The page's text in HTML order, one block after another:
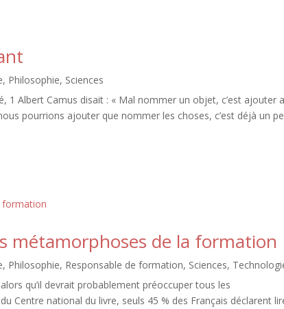
, Philosophie, Sciences
1 Albert Camus disait : « Mal nommer un objet, c’est ajouter
pourrions ajouter que nommer les choses, c’est déjà un
métamorphoses de la formation
, Philosophie, Responsable de formation, Sciences,
qu’il devrait probablement préoccuper tous les
Centre national du livre, seuls 45 % des Français déclarent